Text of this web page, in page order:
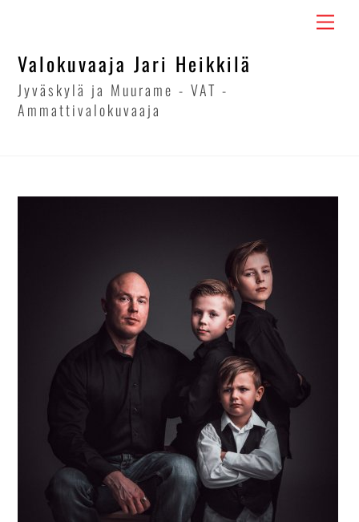
contentValokuvaaja Jari Heikkilä
Jyväskylä ja Muurame - VAT -
Ammattivalokuvaaja